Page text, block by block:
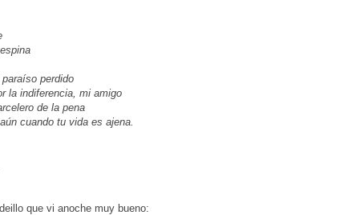
perdido
la indiferencia, mi amigo
de la pena
cuando tu vida es ajena.
que vi anoche muy bueno: